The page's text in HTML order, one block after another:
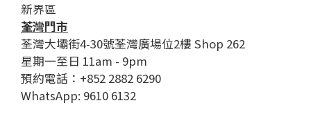
新界區
荃灣門市
荃灣大壩街4-30號荃灣廣場位2樓 Shop 262
星期一至日 11am - 9pm
預約電話：+852 2882 6290
WhatsApp: 9610 6132